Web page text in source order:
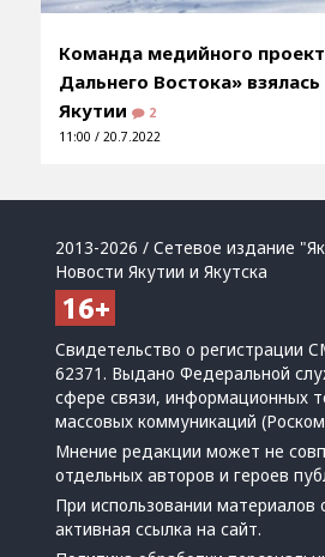
Команда медийного
Дальнего Востока»
Якутии
2
11:00 / 20.7.2022
2013-2026 / Сетевое издание
Новости Якутии и Якутска
Свидетельство о регистрации
62371. Выдано Федеральной
сфере связи, информационных
массовых коммуникаций
Мнение редакции может не
отдельных авторов и героев
При использовании материалов
активная ссылка на сайт.